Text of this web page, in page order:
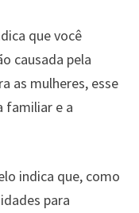
que você
causada pela
as mulheres, esse
familiar e a
indica que, como
para